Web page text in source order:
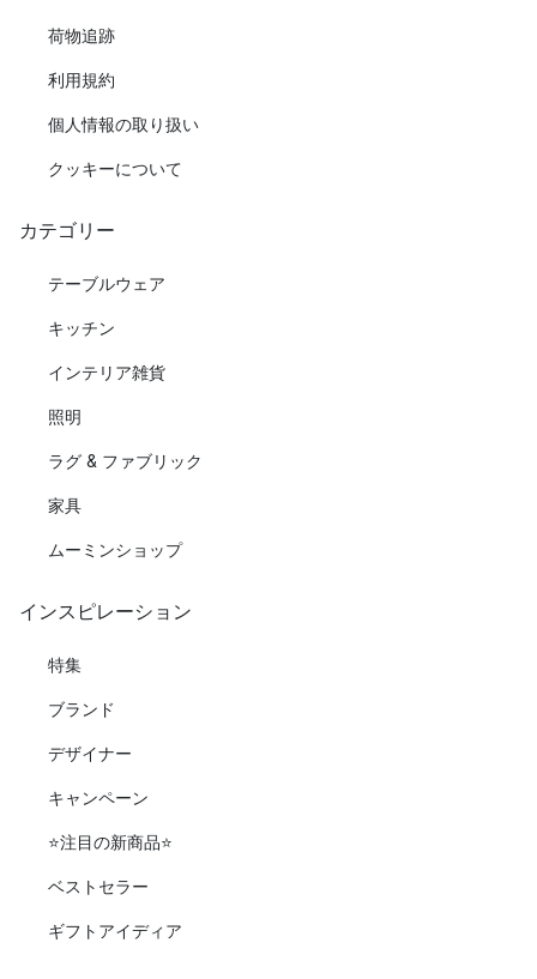
荷物追跡
利用規約
個人情報の取り扱い
クッキーについて
カテゴリー
テーブルウェア
キッチン
インテリア雑貨
照明
ラグ & ファブリック
家具
ムーミンショップ
インスピレーション
特集
ブランド
デザイナー
キャンペーン
⭐️注目の新商品⭐️
ベストセラー
ギフトアイディア